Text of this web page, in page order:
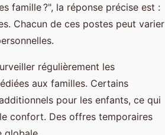
famille ?", la réponse précise est :
Chacun de ces postes peut varier
régulièrement les
aux familles. Certains
pour les enfants, ce qui
confort. Des offres temporaires